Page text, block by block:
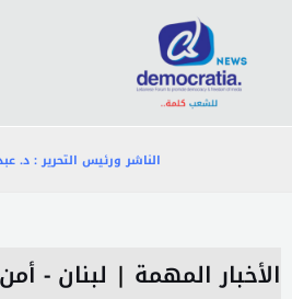
المحتوى
الناشر ورئيس التحرير : د.
الأخبار المهمة | لبنان -